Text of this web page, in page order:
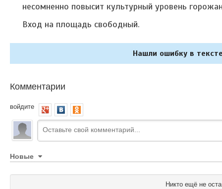
несомненно повысит культурный уровень
Вход на площадь свободный.
Нашли ошибку в
Комментарии
войдите
Новые
Никто ещё не